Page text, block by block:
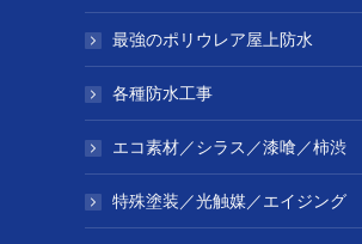
最強のポリウレア屋上防水
各種防水工事
エコ素材／シラス／漆喰／柿渋
特殊塗装／光触媒／エイジング